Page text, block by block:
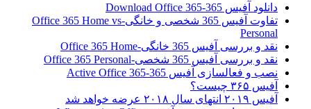
دانلود آفیس 365-Download Office 365
تفاوت آفیس 365 شخصی و خانگی-Office 365 Home vs
Personal
نقد و بررسی آفیس 365 خانگی-Office 365 Home
نقد و بررسی آفیس 365 شخصی-Office 365 Personal
نصب و فعالسازی آفیس 365-Active Office 365
آفیس ۳۶۵ چیست؟
آفیس ۲۰۱۹ انتهای سال ۲۰۱۸ عرضه خواهد شد